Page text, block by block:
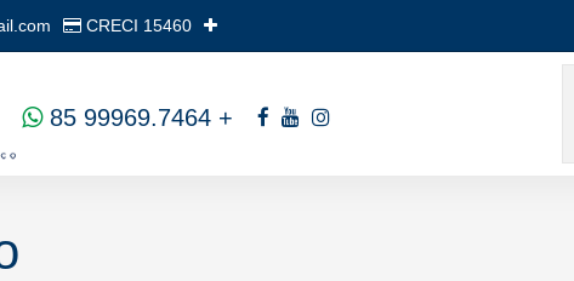
CRECI 15460
85 99969.7464 +